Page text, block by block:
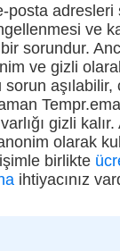
posta adresleri
ve
sorundur.
ve gizli
sorun aşılabilir,
gizli kalır.
olarak
birlikte
ihtiyacınız